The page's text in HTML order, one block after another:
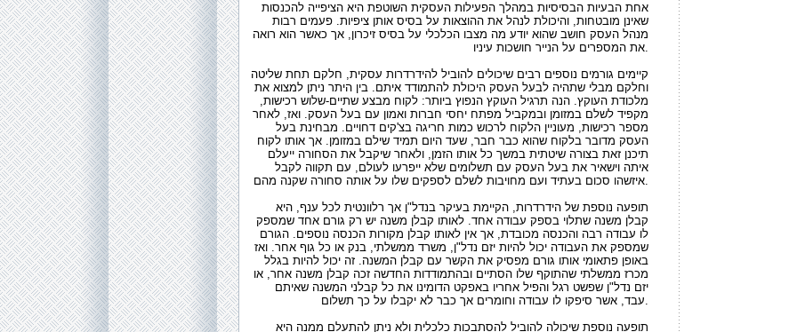
אחת הבעיות הבסיסיות במהלך הפעילות העסקית השוטפת היא הציפייה להכנסות
שאינן מובטחות, והיכולת לנהל את ההוצאות על בסיס אותן ציפיות. פעמים רבות
מנהל העסק חושב שהוא יודע מה מצבו הכלכלי על בסיס זיכרון, אך כאשר הוא רואה
את המספרים על הנייר חושכות עיניו.
קיימים גורמים נוספים רבים שיכולים להוביל להידרדרות עסקית, חלקם תחת שליטה
וחלקם מבלי שתהיה לבעל העסק היכולת להתמודד איתם. בין היתר ניתן למצוא את
מלכודת העוקץ. הנה תרגיל העוקץ הנפוץ ביותר: לקוח מבצע שתיים-שלוש רכישות,
מקפיד לשלם במזומן ובמקביל מפתח יחסי חברות ואמון עם בעל העסק. ואז, לאחר
מספר רכישות, מעוניין הלקוח לרכוש כמות חריגה בצ'קים דחויים. מבחינת בעל
העסק מדובר בלקוח שהוא כבר חבר, שעד היום תמיד שילם במזומן. אך אותו לקוח
תיכנן זאת בצורה שיטתית במשך כל אותו הזמן, ולאחר שיקבל את הסחורה ייעלם
איתה וישאיר את בעל העסק עם תשלומים שלא ייפרעו לעולם, עם תקווה לקבל
איזשהו סכום בעתיד ועם מחויבות לשלם לספקים שלו על אותה סחורה שקנה מהם.
תופעה נוספת של הידרדרות, הקיימת בעיקר בנדל"ן אך רלוונטית לכל ענף, היא
קבלן משנה שתלוי בספק עבודה אחד. לאותו קבלן משנה יש רק גורם אחד שמספק
לו עבודה רבה והכנסה מכובדת, אך אין לאותו קבלן מקורות הכנסה נוספים. הגורם
שמספק את העבודה יכול להיות יזם נדל"ן, משרד ממשלתי, בנק או כל גוף אחר. ואז
באופן פתאומי אותו גורם מפסיק את הקשר עם קבלן המשנה. זה יכול להיות בגלל
מכרז ממשלתי שהתוקף שלו הסתיים ובהתמודדות החדשה זכה קבלן משנה אחר, או
יזם נדל"ן שפשט רגל והפיל אחריו באפקט הדומינו את כל קבלני המשנה שאיתם
עבד, אשר סיפקו לו עבודה וחומרים אך כבר לא יקבלו על כך תשלום.
תופעה נוספת שיכולה להוביל להסתבכות כלכלית ולא ניתן להתעלם ממנה היא